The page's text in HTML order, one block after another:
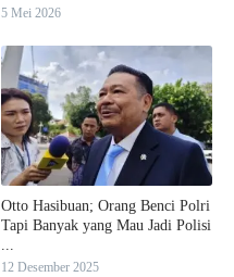
5 Mei 2026
Otto Hasibuan; Orang Benci Polri
Tapi Banyak yang Mau Jadi Polisi
...
12 Desember 2025